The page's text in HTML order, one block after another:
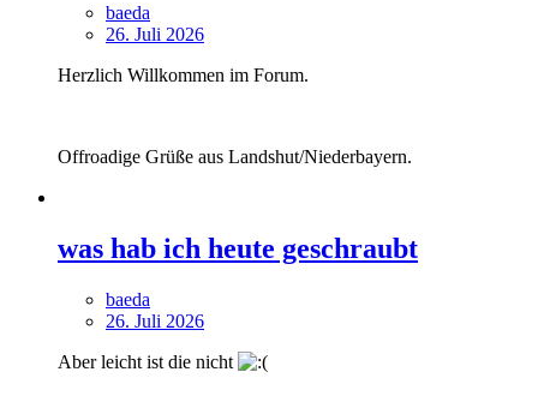
baeda
26. Juli 2026
Herzlich Willkommen im Forum.
Offroadige Grüße aus Landshut/Niederbayern.
was hab ich heute geschraubt
baeda
26. Juli 2026
Aber leicht ist die nicht